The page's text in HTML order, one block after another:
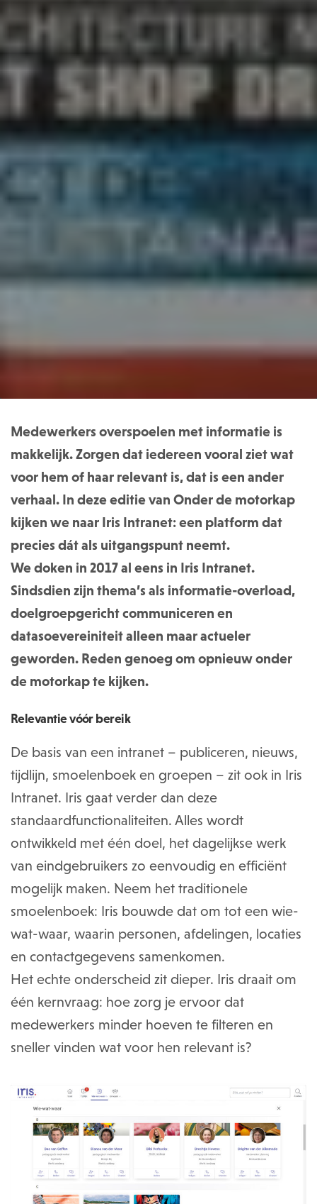
Medewerkers overspoelen met informatie is
makkelijk. Zorgen dat iedereen vooral ziet wat
voor hem of haar relevant is, dat is een ander
verhaal. In deze editie van Onder de motorkap
kijken we naar Iris Intranet: een platform dat
precies dát als uitgangspunt neemt.
We doken in 2017 al eens in Iris Intranet.
Sindsdien zijn thema’s als informatie-overload,
doelgroepgericht communiceren en
datasoevereiniteit alleen maar actueler
geworden. Reden genoeg om opnieuw onder
de motorkap te kijken.
Relevantie vóór bereik
De basis van een intranet – publiceren, nieuws,
tijdlijn, smoelenboek en groepen – zit ook in Iris
Intranet. Iris gaat verder dan deze
standaardfunctionaliteiten. Alles wordt
ontwikkeld met één doel, het dagelijkse werk
van eindgebruikers zo eenvoudig en efficiënt
mogelijk maken. Neem het traditionele
smoelenboek: Iris bouwde dat om tot een wie-
wat-waar, waarin personen, afdelingen, locaties
en contactgegevens samenkomen.
Het echte onderscheid zit dieper. Iris draait om
één kernvraag: hoe zorg je ervoor dat
medewerkers minder hoeven te filteren en
sneller vinden wat voor hen relevant is?